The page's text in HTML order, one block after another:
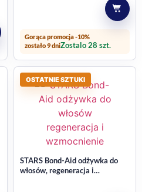
Gorąca promocja -10%
zostało 9 dniZostalo 28 szt.
OSTATNIE SZTUKI
STARS Bond-Aid odżywka do
włosów, regeneracja i